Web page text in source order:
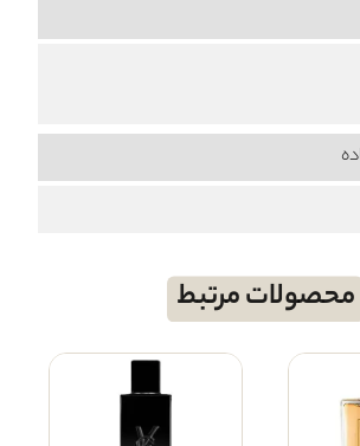
محصولات مرتبط